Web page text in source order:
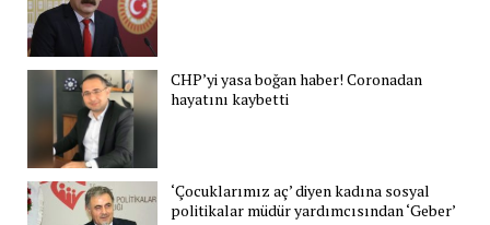
CHP’yi yasa boğan haber! Coronadan
hayatını kaybetti
‘Çocuklarımız aç’ diyen kadına sosyal
politikalar müdür yardımcısından ‘Geber’